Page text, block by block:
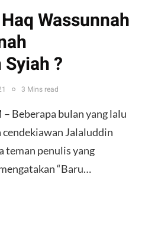
Wassunnah
?
3 Mins read
Beberapa bulan yang lalu
Jalaluddin
teman penulis yang
“Baru…